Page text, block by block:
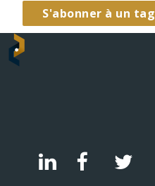
S'abonner à un tag